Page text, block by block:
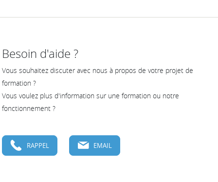
Besoin d'aide ?
Vous souhaitez discuter avec nous à propos de votre projet de
formation ?
Vous voulez plus d'information sur une formation ou notre
fonctionnement ?
RAPPEL EMAIL